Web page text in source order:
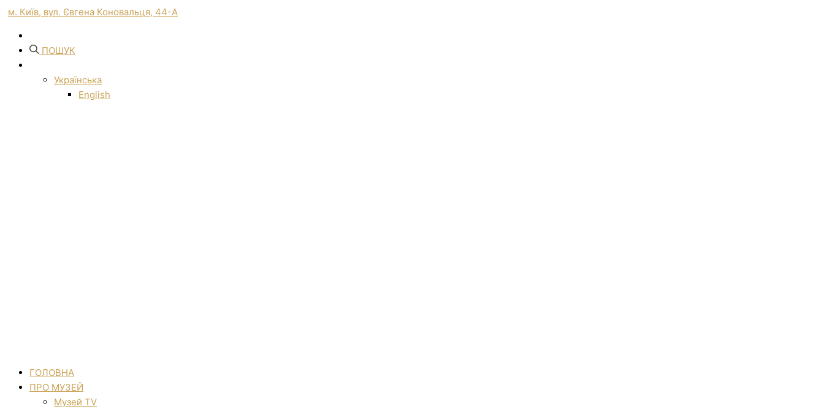
м. Київ, вул. Євгена Коновальця, 44-А
ПОШУК
Українська
English
ГОЛОВНА
ПРО МУЗЕЙ
Музей TV